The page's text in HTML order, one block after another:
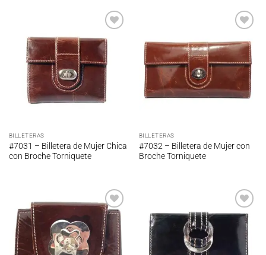
Añadir
a la
lista de
deseos
BILLETERAS
#7031 – Billetera de Mujer Chica
con Broche Torniquete
a la
lista de
deseos
BILLETERAS
#7032 – Billetera de Mujer con
Broche Torniquete
Añadir
a la
lista de
deseos
Añadir
a la
lista de
deseos